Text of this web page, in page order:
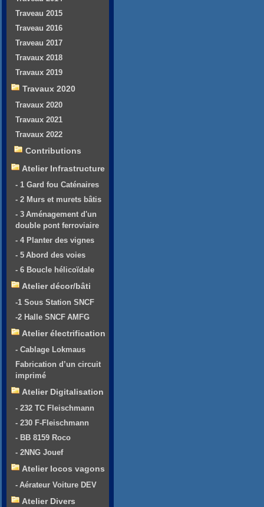
Traveau 2015
Traveau 2016
Traveau 2017
Travaux 2018
Travaux 2019
Travaux 2020
Travaux 2020
Travaux 2021
Travaux 2022
Contributions
Atelier Infrastructure
- 1 Gard fou Caténaires
- 2 Murs et murets bâtis
- 3 Aménagement d'un
double pont ferroviaire
- 4 Planter des vignes
- 5 Abord des voies
- 6 Boucle hélicoïdale
Atelier décor/bâti
-1 Sous Station SNCF
-2 Halle SNCF AMFG
Atelier électrification
- Cablage Lokmaus
Fabrication d’un circuit
imprimé
Atelier Digitalisation
- 232 TC Fleischmann
- 230 F-Fleischmann
- BB 8159 Roco
- 2NNG Jouef
Atelier locos vagons
- Aérateur Voiture DEV
Atelier Divers